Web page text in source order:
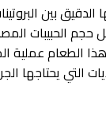
الدقيق بين
حجم الحبيبات
الطعام عملية
التي يحتاجها